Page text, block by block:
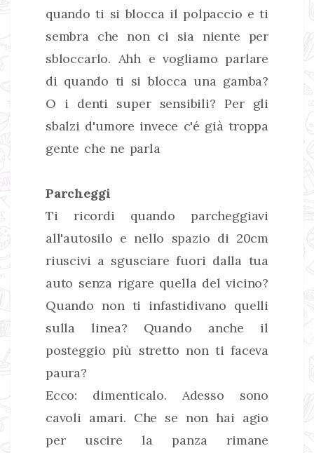
quando ti si blocca il polpaccio e ti
sembra che non ci sia niente per
sbloccarlo. Ahh e vogliamo parlare
di quando ti si blocca una gamba?
O i denti super sensibili? Per gli
sbalzi d'umore invece c'é già troppa
gente che ne parla
Parcheggi
Ti ricordi quando parcheggiavi
all'autosilo e nello spazio di 20cm
riuscivi a sgusciare fuori dalla tua
auto senza rigare quella del vicino?
Quando non ti infastidivano quelli
sulla linea? Quando anche il
posteggio più stretto non ti faceva
paura?
Ecco: dimenticalo. Adesso sono
cavoli amari. Che se non hai agio
per uscire la panza rimane